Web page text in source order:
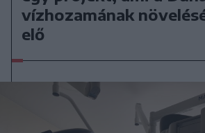
vízhozamának
elő